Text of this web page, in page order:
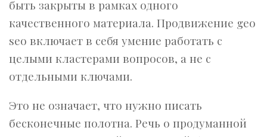
быть закрыты в рамках одного
качественного материала. Продвижение geo
seo включает в себя умение работать с
целыми кластерами вопросов, а не с
отдельными ключами.
Это не означает, что нужно писать
бесконечные полотна. Речь о продуманной